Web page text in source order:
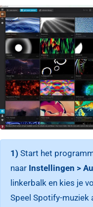
1) Start het
naar Instellingen >
linkerbalk en kies je
Speel Spotify-muziek